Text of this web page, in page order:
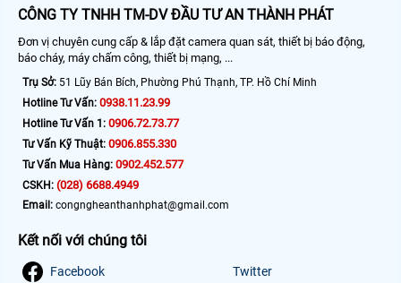
CÔNG TY TNHH TM-DV ĐẦU TƯ AN THÀNH PHÁT
Đơn vị chuyên cung cấp & lắp đặt camera quan sát, thiết bị báo động,
báo cháy, máy chấm công, thiết bị mạng, ...
Trụ Sở: 51 Lũy Bán Bích, Phường Phú Thạnh, TP. Hồ Chí Minh
Hotline Tư Vấn: 0938.11.23.99
Hotline Tư Vấn 1: 0906.72.73.77
Tư Vấn Kỹ Thuật: 0906.855.330
Tư Vấn Mua Hàng: 0902.452.577
CSKH: (028) 6688.4949
Email: congngheanthanhphat@gmail.com
Kết nối với chúng tôi
Facebook Twitter